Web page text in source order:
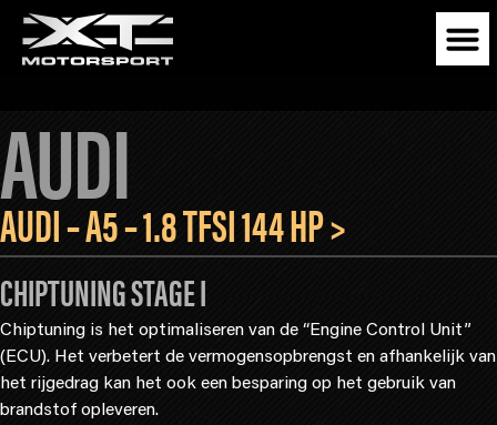
AUDI
AUDI – A5 – 1.8 TFSI 144 HP >
CHIPTUNING STAGE I
Chiptuning is het optimaliseren van de “Engine Control Unit”
(ECU). Het verbetert de vermogensopbrengst en afhankelijk van
het rijgedrag kan het ook een besparing op het gebruik van
brandstof opleveren.